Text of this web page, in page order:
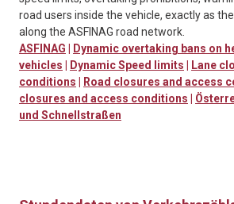
road users inside the vehicle, exactly as
along the ASFINAG road network.
ASFINAG
Dynamic overtaking bans on
vehicles
Dynamic Speed limits
Lane
conditions
Road closures and access
closures and access conditions
und Schnellstraßen